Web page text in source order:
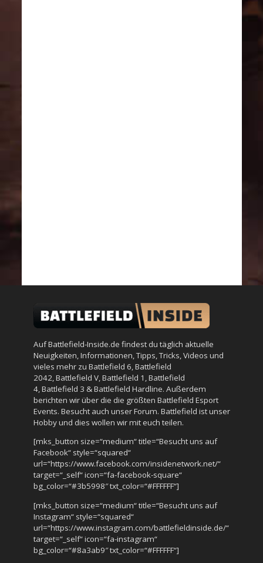
Auf Battlefield-Inside.de findest du täglich aktuelle
Neuigkeiten, Informationen, Tipps, Tricks, Videos und
vieles mehr zu Battlefield 6,Battlefield
2042,Battlefield V,Battlefield 1 ,Battlefield
4,Battlefield 3 &Battlefield Hardline. Außerdem
berichten wir über die die größten Battlefield Esport
Events. Besucht auch unserForum. Battlefield ist unser
Hobby und dies wollen wir mit euch teilen.
[mks_button size=“medium“ title=“Besucht uns auf
Facebook“ style=“squared“
url=“https://www.facebook.com/insidenetwork.net/“
target=“_self“ icon=“fa-facebook-square“
bg_color=“#3b5998″ txt_color=“#FFFFFF“]
[mks_button size=“medium“ title=“Besucht uns auf
Instagram“ style=“squared“
url=“https://www.instagram.com/battlefieldinside.de/“
target=“_self“ icon=“fa-instagram“
bg_color=“#8a3ab9″ txt_color=“#FFFFFF“]